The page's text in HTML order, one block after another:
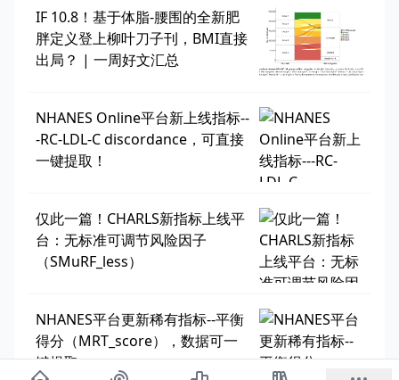
IF 10.8！基于体脂-腰围的全新肥
胖定义登上柳叶刀子刊，BMI直接
出局？ | 一周好文汇总
NHANES Online平台新上线指标--
-RC-LDL-C discordance，可直接
一键提取！
仅此一篇！CHARLS新指标上线平
台：无标准可调节风险因子
（SMuRF_less）
NHANES平台更新稀有指标--平衡
得分（MRT_score），数据可一
键提取